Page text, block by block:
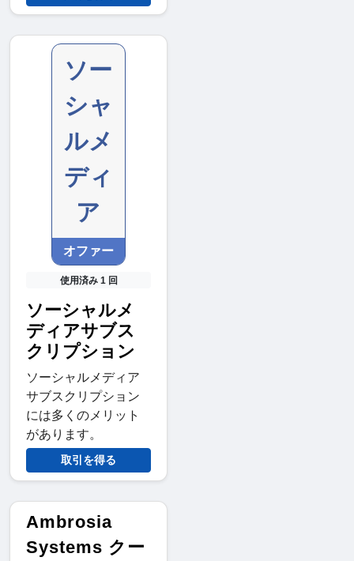
ソー
シャ
ルメ
ディ
ア
オファー
使用済み 1 回
ソーシャルメ
ディアサブス
クリプション
ソーシャルメディア
サブスクリプション
には多くのメリット
があります。
取引を得る
Ambrosia
Systems クー